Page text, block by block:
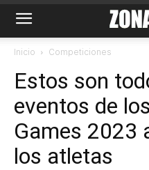
Inicio Competiciones
Estos son
eventos de
Games 2023
los atletas